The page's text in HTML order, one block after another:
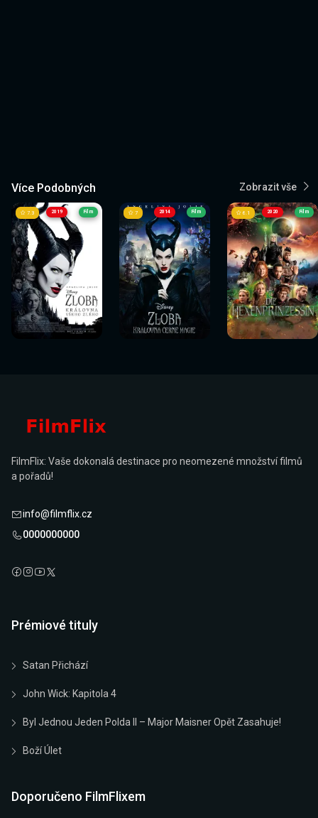
Více Podobných Zobrazit vše
2019
Sledovat
nyní
7.3 Film
Sledovat
nyní
2014
Sledovat
nyní
7 Film
Sledovat
nyní
2020
Sledovat
nyní
6.1 Film
Sledovat
nyní
FilmFlix: Vaše dokonalá destinace pro neomezené množství filmů
a pořadů!
info@filmflix.cz
0000000000
Prémiové tituly
Satan Přichází
John Wick: Kapitola 4
Byl Jednou Jeden Polda II – Major Maisner Opět Zasahuje!
Boží Úlet
Doporučeno FilmFlixem